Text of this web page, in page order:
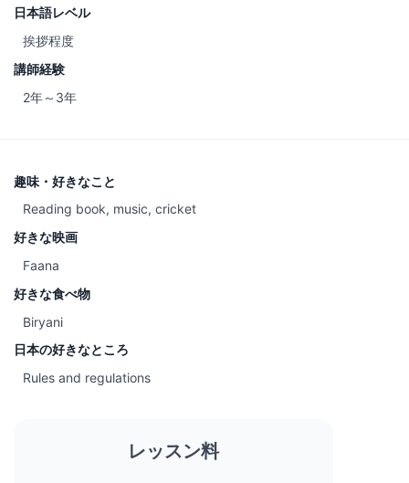
日本語レベル
挨拶程度
講師経験
2年～3年
趣味・好きなこと
Reading book, music, cricket
好きな映画
Faana
好きな食べ物
Biryani
日本の好きなところ
Rules and regulations
レッスン料